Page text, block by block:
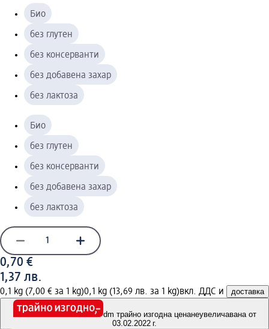
Био
без глутен
без консерванти
без добавена захар
без лактоза
Био
без глутен
без консерванти
без добавена захар
без лактоза
0,70 €
1,37 лв.
0,1 kg (7,00 € за 1 kg)0,1 kg (13,69 лв. за 1 kg)вкл. ДДС и доставка
dm трайно изгодна ценанеувеличавана от
03.02.2022 г.